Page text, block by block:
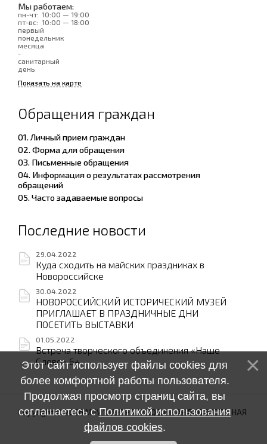
Мы работаем:
пн-чт: 10:00 — 19:00
пт-вс: 10:00 — 18:00
первый
понедельник
месяца
-
санитарный
день
Показать на карте
Обращения граждан
01. Личный прием граждан
02. Форма для обращения
03. Письменные обращения
04. Информация о результатах рассмотрения
обращений
05. Часто задаваемые вопросы
Последние новости
29.04.2022
Куда сходить на майских праздниках в
Новороссийске
30.04.2022
НОВОРОССИЙСКИЙ ИСТОРИЧЕСКИЙ МУЗЕЙ
ПРИГЛАШАЕТ В ПРАЗДНИЧНЫЕ ДНИ
ПОСЕТИТЬ ВЫСТАВКИ
01.05.2022
Встреча творческого объединения «Наше
Слово» 6+
Copyright © 2026 МБУ "ЦЕНТРАЛИЗОВАННАЯ БИБЛИОТЕЧНАЯ
Этот сайт использует файлы cookies для
более комфортной работы пользователя.
Продолжая просмотр страниц сайта, вы
соглашаетесь сПолитикой использования
файлов cookies.